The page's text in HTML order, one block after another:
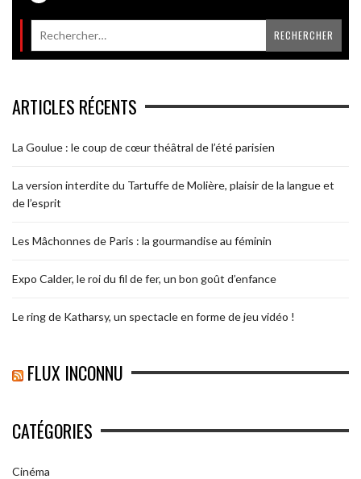
ARTICLES RÉCENTS
La Goulue : le coup de cœur théâtral de l’été parisien
La version interdite du Tartuffe de Molière, plaisir de la langue et
de l’esprit
Les Mâchonnes de Paris : la gourmandise au féminin
Expo Calder, le roi du fil de fer, un bon goût d’enfance
Le ring de Katharsy, un spectacle en forme de jeu vidéo !
FLUX INCONNU
CATÉGORIES
Cinéma